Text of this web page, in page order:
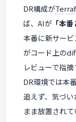
DR構成が
ば、AIが 「本
本番に新サー
がコード上の
レビューで指
DR環境では本
追えず、気づ
まま放置されて